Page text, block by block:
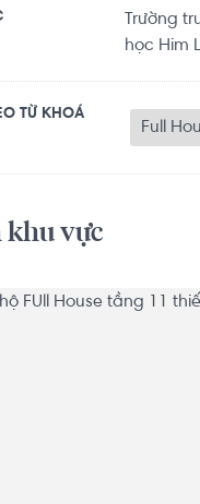
Trường
học Him
TỪ KHOÁ
Full
khu vực